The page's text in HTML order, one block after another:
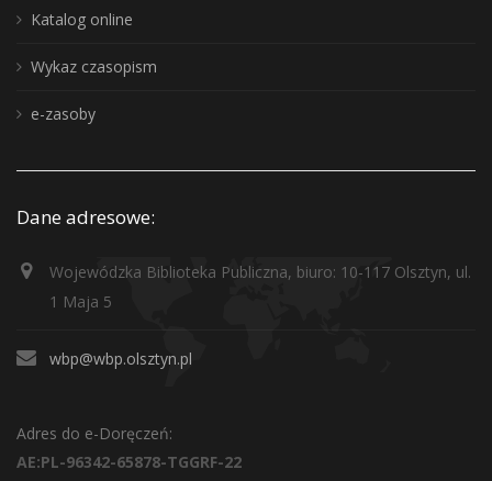
Katalog online
Wykaz czasopism
e-zasoby
Dane adresowe:
Wojewódzka Biblioteka Publiczna, biuro: 10-117 Olsztyn, ul.
1 Maja 5
wbp@wbp.olsztyn.pl
Adres do e-Doręczeń:
AE:PL-96342-65878-TGGRF-22